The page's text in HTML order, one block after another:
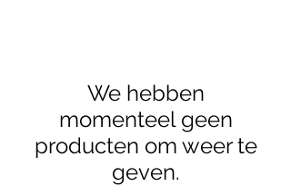
We hebben
momenteel geen
producten om weer te
geven.